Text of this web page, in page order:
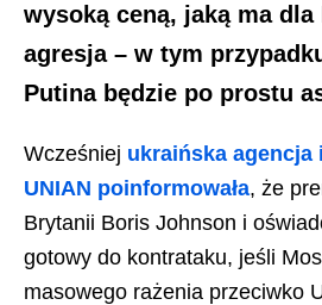
wysoką ceną, jaką ma
agresja – w tym
Putina będzie po prostu
Wcześniej ukraińska agencja
UNIAN poinformowała, że
Brytanii Boris Johnson i
gotowy do kontrataku, jeśli
masowego rażenia przeciwko